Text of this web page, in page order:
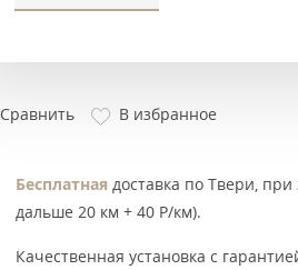
Сравнить В избранное
Бесплатная доставка по Твери, при
дальше 20 км + 40 Р/км).
Качественная установка с